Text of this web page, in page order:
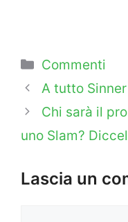
Categorie
Commenti
A tutto Sinner
Chi sarà il
uno Slam?
Lascia un